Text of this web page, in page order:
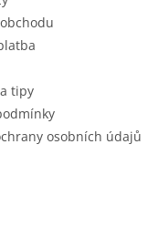
tipy
osobních údajů